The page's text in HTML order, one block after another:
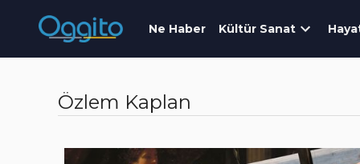
Ne Haber Kültür Sanat
Özlem Kaplan